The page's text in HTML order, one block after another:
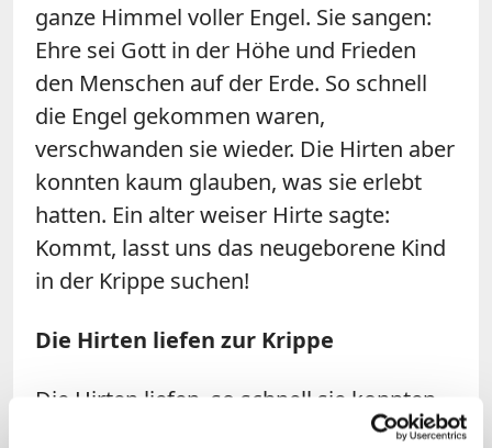
ganze Himmel voller Engel. Sie sangen:
Ehre sei Gott in der Höhe und Frieden
den Menschen auf der Erde. So schnell
die Engel gekommen waren,
verschwanden sie wieder. Die Hirten aber
konnten kaum glauben, was sie erlebt
hatten. Ein alter weiser Hirte sagte:
Kommt, lasst uns das neugeborene Kind
in der Krippe suchen!
Die Hirten liefen zur Krippe
Die Hirten liefen, so schnell sie konnten,
bis sie endlich den Stall erreicht hatten.